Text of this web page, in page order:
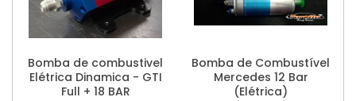
Bomba de combustivel
Elétrica Dinamica - GTI
Full + 18 BAR
Bomba de Combustível
Mercedes 12 Bar
(Elétrica)